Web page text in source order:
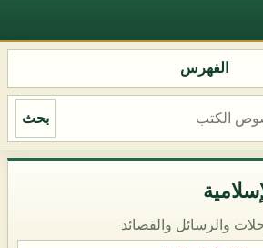
الفهرس
بحث
والرسائل والقصائد